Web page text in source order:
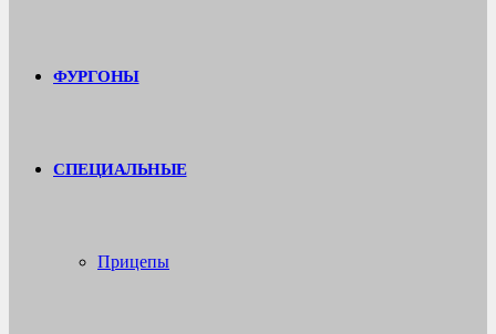
ФУРГОНЫ
СПЕЦИАЛЬНЫЕ
Прицепы